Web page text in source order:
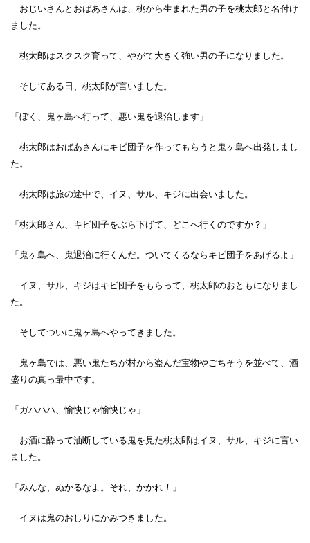
おじいさんとおばあさんは、桃から生まれた男の子を桃太郎と名付け
ました。
桃太郎はスクスク育って、やがて大きく強い男の子になりました。
そしてある日、桃太郎が言いました。
「ぼく、鬼ヶ島へ行って、悪い鬼を退治します」
桃太郎はおばあさんにキビ団子を作ってもらうと鬼ヶ島へ出発しまし
た。
桃太郎は旅の途中で、イヌ、サル、キジに出会いました。
「桃太郎さん、キビ団子をぶら下げて、どこへ行くのですか？」
「鬼ヶ島へ、鬼退治に行くんだ。ついてくるならキビ団子をあげるよ」
イヌ、サル、キジはキビ団子をもらって、桃太郎のおともになりまし
た。
そしてついに鬼ヶ島へやってきました。
鬼ヶ島では、悪い鬼たちが村から盗んだ宝物やごちそうを並べて、酒
盛りの真っ最中です。
「ガハハハ、愉快じゃ愉快じゃ」
お酒に酔って油断している鬼を見た桃太郎はイヌ、サル、キジに言い
ました。
「みんな、ぬかるなよ。それ、かかれ！」
イヌは鬼のおしりにかみつきました。